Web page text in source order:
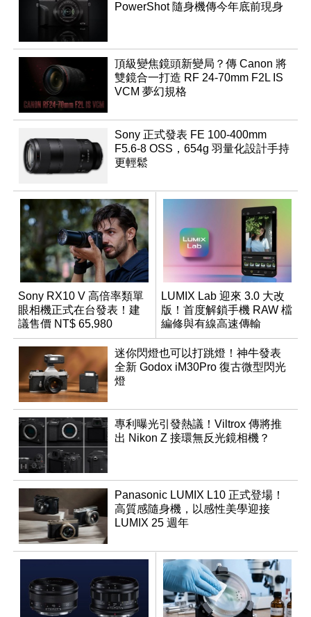
PowerShot 隨身機傳今年底前現身
頂級變焦鏡頭新變局？傳 Canon 將
雙鏡合一打造 RF 24-70mm F2L IS
VCM 夢幻規格
Sony 正式發表 FE 100-400mm
F5.6-8 OSS，654g 羽量化設計手持
更輕鬆
Sony RX10 V 高倍率類單
眼相機正式在台發表！建
議售價 NT$ 65,980
LUMIX Lab 迎來 3.0 大改
版！首度解鎖手機 RAW 檔
編修與有線高速傳輸
迷你閃燈也可以打跳燈！神牛發表
全新 Godox iM30Pro 復古微型閃光
燈
專利曝光引發熱議！Viltrox 傳將推
出 Nikon Z 接環無反光鏡相機？
Panasonic LUMIX L10 正式登場！
高質感隨身機，以感性美學迎接
LUMIX 25 週年